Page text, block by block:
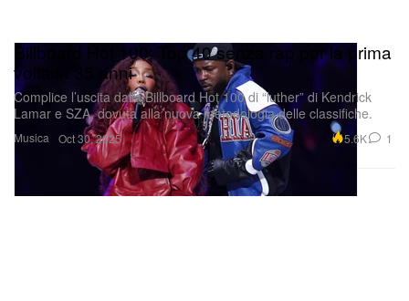
Musica
Billboard Hot 100: Top 40 senza rap per la prima
volta in 35 anni
Complice l’uscita dalla Billboard Hot 100 di “luther” di Kendrick
Lamar e SZA, dovuta alla nuova metodologia delle classifiche.
Oct 30, 2025 5.6K 1